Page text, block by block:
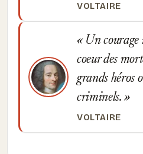
VOLTAIRE
Un courage
coeur des
grands héros
criminels.
VOLTAIRE